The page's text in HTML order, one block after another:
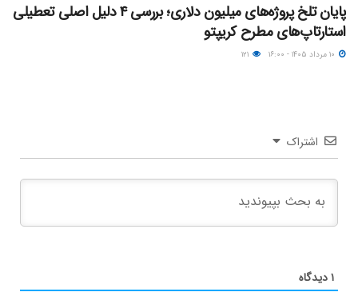
پایان تلخ پروژه‌های میلیون دلاری؛ بررسی ۴ دلیل اصلی تعطیلی
استارتاپ‌های مطرح کریپتو
اشتراک
۱دیدگاه